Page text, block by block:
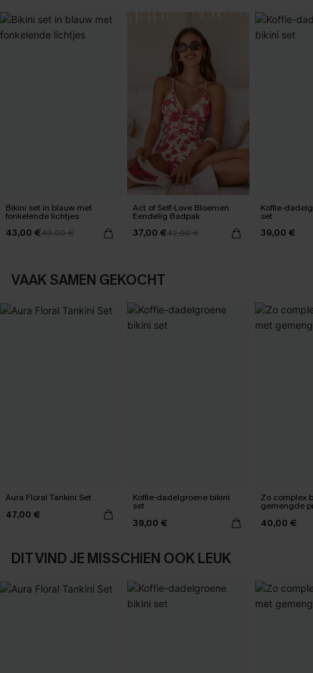
Bikini set in blauw met
fonkelende lichtjes
43,00 €49,00 €
Act of Self-Love Bloemen
Eendelig Badpak
37,00 €42,00 €
Koffie-
set
39,00 €
VAAK SAMEN GEKOCHT
Aura Floral Tankini Set
47,00 €
Koffie-dadelgroene bikini
set
39,00 €
Zo complex
gemengde
40,00 €
DIT VIND JE MISSCHIEN OOK LEUK